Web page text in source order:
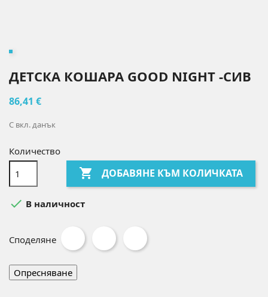
ДЕТСКА КОШАРА GOOD NIGHT -СИВ
86,41 €
С вкл. данък
Количество
 ДОБАВЯНЕ КЪМ КОЛИЧКАТА
 В наличност
Споделяне